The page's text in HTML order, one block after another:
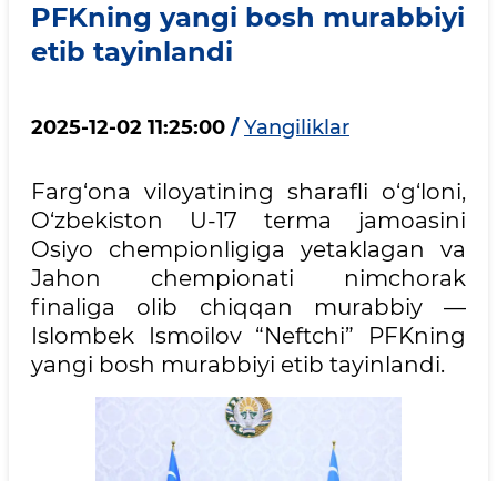
PFKning yangi bosh murabbiyi
etib tayinlandi
2025-12-02 11:25:00 / Yangiliklar
Farg‘ona viloyatining sharafli o‘g‘loni,
O‘zbekiston U-17 terma jamoasini
Osiyo chempionligiga yetaklagan va
Jahon chempionati nimchorak
finaliga olib chiqqan murabbiy —
Islombek Ismoilov “Neftchi” PFKning
yangi bosh murabbiyi etib tayinlandi.